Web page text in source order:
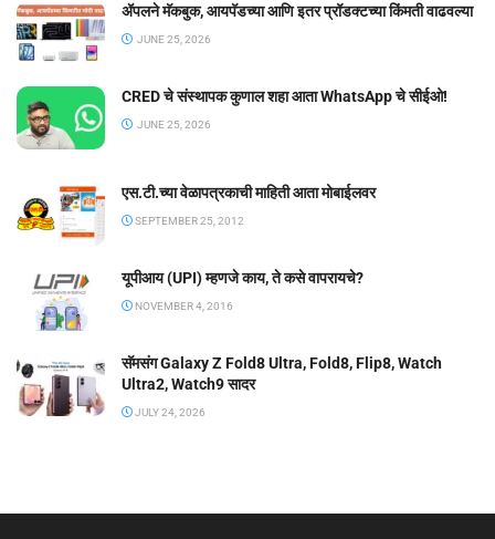
ॲपलने मॅकबुक, आयपॅडच्या आणि इतर प्रॉडक्टच्या किंमती वाढवल्या
JUNE 25, 2026
CRED चे संस्थापक कुणाल शहा आता WhatsApp चे सीईओ!
JUNE 25, 2026
एस.टी.च्या वेळापत्रकाची माहिती आता मोबाईलवर
SEPTEMBER 25, 2012
यूपीआय (UPI) म्हणजे काय, ते कसे वापरायचे?
NOVEMBER 4, 2016
सॅमसंग Galaxy Z Fold8 Ultra, Fold8, Flip8, Watch
Ultra2, Watch9 सादर
JULY 24, 2026